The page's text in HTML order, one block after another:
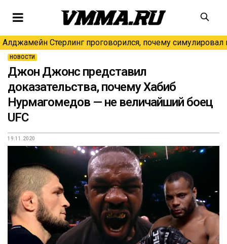
Алджамейн Стерлинг проговорился, почему симулировал
НОВОСТИ
Джон Джонс представил
доказательства, почему Хабиб
Нурмагомедов — не величайший боец
UFC
19.11.2020